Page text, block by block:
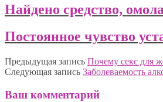
Найдено средство,
Постоянное чувство
Предыдущая запись Почему секс для
Следующая запись Заболеваемость
Ваш комментарий